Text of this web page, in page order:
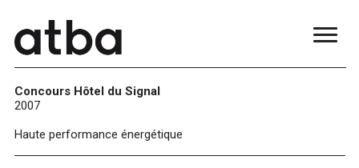
Concours Hôtel du Signal
2007
Haute performance énergétique